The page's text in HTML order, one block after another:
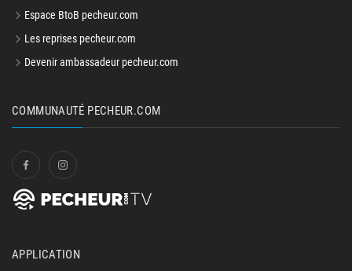
Espace BtoB pecheur.com
Les reprises pecheur.com
Devenir ambassadeur pecheur.com
COMMUNAUTÉ PECHEUR.COM
APPLICATION